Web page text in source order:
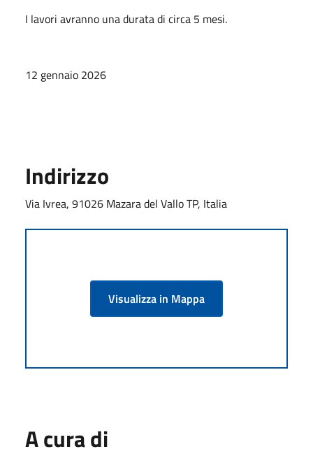
I lavori avranno una durata di circa 5 mesi.
12 gennaio 2026
Indirizzo
Via Ivrea, 91026 Mazara del Vallo TP, Italia
Visualizza in Mappa
A cura di